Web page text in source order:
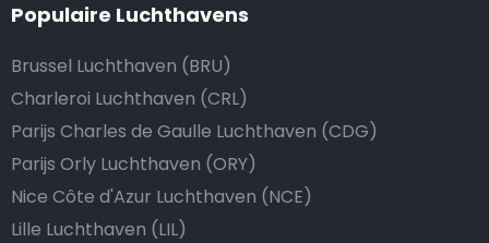
Populaire Luchthavens
Brussel Luchthaven (BRU)
Charleroi Luchthaven (CRL)
Parijs Charles de Gaulle Luchthaven (CDG)
Parijs Orly Luchthaven (ORY)
Nice Côte d'Azur Luchthaven (NCE)
Lille Luchthaven (LIL)